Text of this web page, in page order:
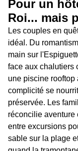
Pour un
Roi... mais
Les couples en
idéal. Du
main sur
face aux chalutiers
une piscine rooftop
complicité se
préservée. Les
réconcilie aventure
entre excursions
sable sur la plage